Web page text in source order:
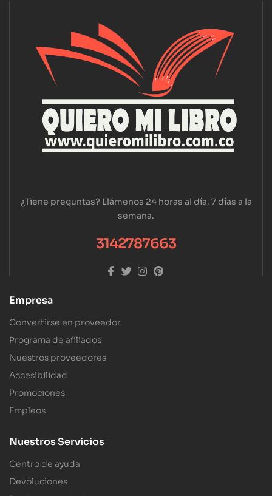
¿Tiene preguntas? Llámenos 24 horas al día, 7 días a la
semana.
3142787663
Empresa
Convertirse en proveedor
Programa de afiliados
Nuestros proveedores
Accesibilidad
Promociones
Empleos
Nuestros Servicios
Centro de ayuda
Devoluciones